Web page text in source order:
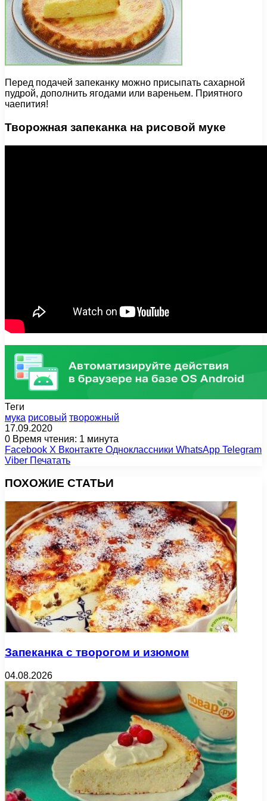
Перед подачей запеканку можно присыпать сахарной
пудрой, дополнить ягодами или вареньем. Приятного
чаепития!
Творожная запеканка на рисовой муке
Теги
мука рисовый творожный
17.09.2020
0 Время чтения: 1 минута
Facebook X Вконтакте Одноклассники WhatsApp Telegram
Viber Печатать
ПОХОЖИЕ СТАТЬИ
Запеканка с творогом и изюмом
04.08.2026